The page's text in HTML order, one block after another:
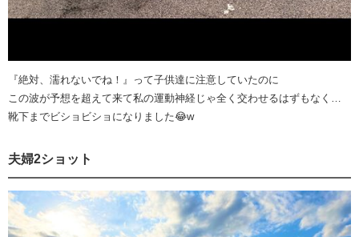
『絶対、濡れないでね！』って子供達に注意していたのに
この波が予想を超えて来て私の運動神経じゃ全く交わせるはずもなく…
靴下までビショビショになりました😂w
夫婦2ショット